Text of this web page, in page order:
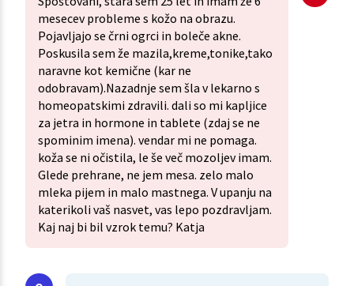
mesecev probleme s kožo na obrazu.
Pojavljajo se črni ogrci in boleče akne.
Poskusila sem že mazila,kreme,tonike,tako
naravne kot kemične (kar ne
odobravam).Nazadnje sem šla v lekarno s
homeopatskimi zdravili. dali so mi kapljice
za jetra in hormone in tablete (zdaj se ne
spominim imena). vendar mi ne pomaga.
koža se ni očistila, le še več mozoljev imam.
Glede prehrane, ne jem mesa. zelo malo
mleka pijem in malo mastnega. V upanju na
katerikoli vaš nasvet, vas lepo pozdravljam.
Kaj naj bi bil vzrok temu? Katja